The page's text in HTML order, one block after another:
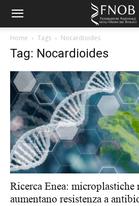
Home Tags Nocardioides
Tag: Nocardioides
Ricerca Enea: microplastiche
aumentano resistenza a